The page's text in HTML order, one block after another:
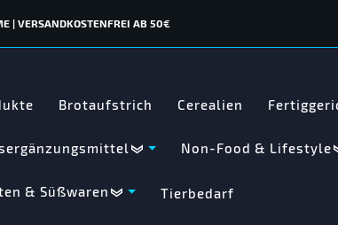
| VERSANDKOSTENFREI AB 50€
Brotaufstrich Cerealien
Non-Food & Lifestyle
& Süßwaren Tierbedarf